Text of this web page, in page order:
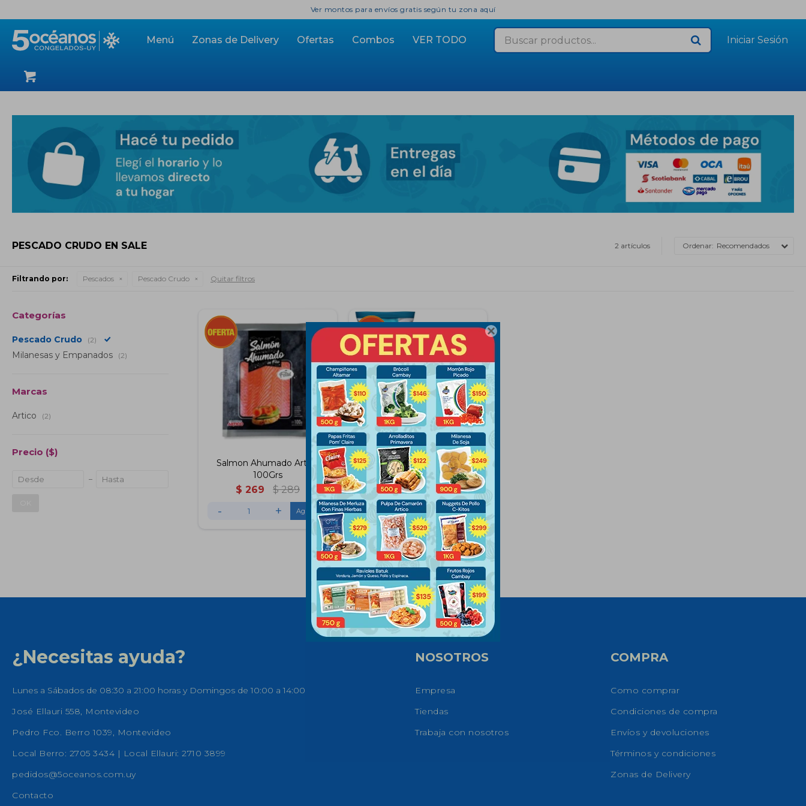

Menú Zonas de Delivery Ofertas Combos VER TODO
Ver montos para envíos gratis según tu zona aquí
PESCADO CRUDO EN SALE 2 artículos Recomendados
Filtrando por: Pescados Pescado Crudo Quitar filtros
Salmon Ahumado Artico
100Grs
$ 269 $ 289
- +
Filet de Merluza Artico 400
Gramos
$ 245 $ 255
- +
Categorías
Pescado Crudo (2)
Milanesas y Empanados (2)
Marcas
Artico (2)
Precio ($)
¿Necesitas ayuda?
Lunes a Sábados de 08:30 a 21:00 horas y Domingos de 10:00 a 14:00
José Ellauri 558, Montevideo
Pedro Fco. Berro 1039, Montevideo
Local Berro: 2705 3434 | Local Ellauri: 2710 3899
pedidos@5oceanos.com.uy
Contacto
NOSOTROS
Empresa
Tiendas
Trabaja con nosotros
COMPRA
Como comprar
Condiciones de compra
Envíos y devoluciones
Términos y condiciones
Zonas de Delivery